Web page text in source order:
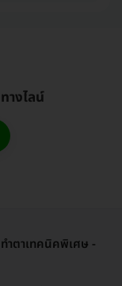
งไลน์
ำตาเทคนิคพิเศษ -